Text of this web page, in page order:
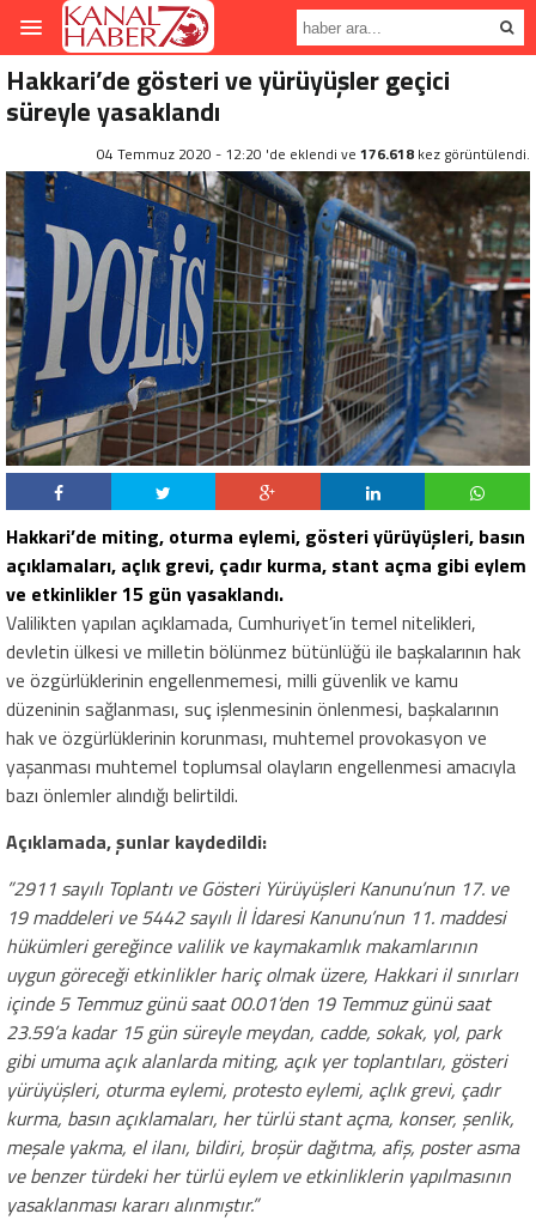
Hakkari’de gösteri ve yürüyüşler geçici
süreyle yasaklandı
04 Temmuz 2020 - 12:20 'de eklendi ve 176.618 kez görüntülendi.
Hakkari’de miting, oturma eylemi, gösteri yürüyüşleri, basın
açıklamaları, açlık grevi, çadır kurma, stant açma gibi eylem
ve etkinlikler 15 gün yasaklandı.
Valilikten yapılan açıklamada, Cumhuriyet’in temel nitelikleri,
devletin ülkesi ve milletin bölünmez bütünlüğü ile başkalarının hak
ve özgürlüklerinin engellenmemesi, milli güvenlik ve kamu
düzeninin sağlanması, suç işlenmesinin önlenmesi, başkalarının
hak ve özgürlüklerinin korunması, muhtemel provokasyon ve
yaşanması muhtemel toplumsal olayların engellenmesi amacıyla
bazı önlemler alındığı belirtildi.
Açıklamada, şunlar kaydedildi:
”2911 sayılı Toplantı ve Gösteri Yürüyüşleri Kanunu’nun 17. ve
19 maddeleri ve 5442 sayılı İl İdaresi Kanunu’nun 11. maddesi
hükümleri gereğince valilik ve kaymakamlık makamlarının
uygun göreceği etkinlikler hariç olmak üzere, Hakkari il sınırları
içinde 5 Temmuz günü saat 00.01’den 19 Temmuz günü saat
23.59’a kadar 15 gün süreyle meydan, cadde, sokak, yol, park
gibi umuma açık alanlarda miting, açık yer toplantıları, gösteri
yürüyüşleri, oturma eylemi, protesto eylemi, açlık grevi, çadır
kurma, basın açıklamaları, her türlü stant açma, konser, şenlik,
meşale yakma, el ilanı, bildiri, broşür dağıtma, afiş, poster asma
ve benzer türdeki her türlü eylem ve etkinliklerin yapılmasının
yasaklanması kararı alınmıştır.”